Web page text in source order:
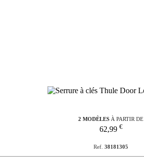
2 MODÈLES À PARTIR DE
62,99 €
Ref. 38181305